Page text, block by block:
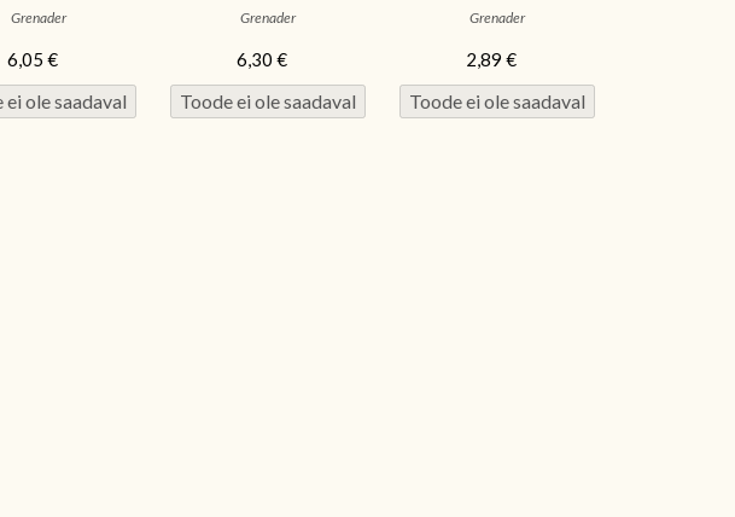
Grenader
6,05 €
Grenader
6,30 €
Grenader
2,89 €